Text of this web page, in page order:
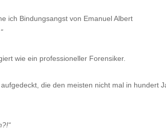
wie ein professioneller Forensiker.
die den meisten nicht mal in hundert
“